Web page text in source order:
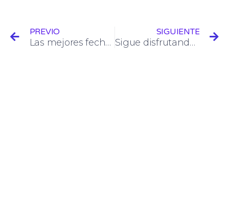
PREVIO
Las mejores fechas para realizar tus compras online en Estados Unidos en el 2023
SIGUIENTE
Sigue disfrutando los descuentos de las tiendas en Estados Unidos, aunque no puedas viajar debido a la pandemia